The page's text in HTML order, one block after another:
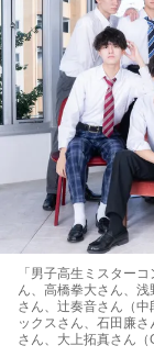
「男子高生ミスター
ん、高橋拳大さん、
さん、辻奏音さん（
ックスさん、石田廉
さん、大上拓真さん（